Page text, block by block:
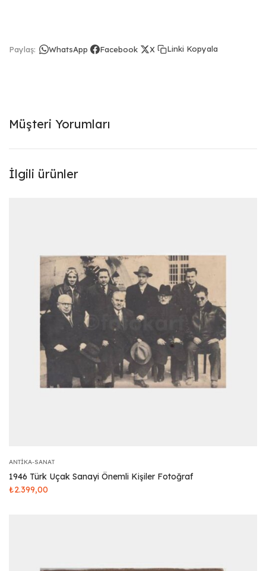
Paylaş: WhatsApp Facebook X Linki Kopyala
Müşteri Yorumları
İlgili ürünler
ANTIKA-SANAT
1946 Türk Uçak Sanayi Önemli Kişiler Fotoğraf
₺2.399,00